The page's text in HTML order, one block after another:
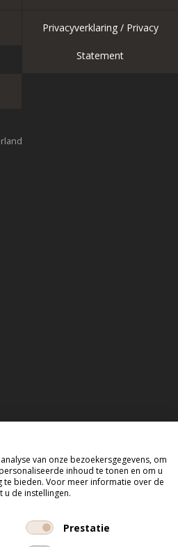
Privacyverklaring / Privacy
Statement
van onze bezoekersgegevens, om
inhoud te tonen en om u
te bieden. Voor meer informatie over de
u de instellingen.
Prestatie